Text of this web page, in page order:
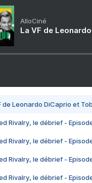
AlloCiné
La VF de
de Leonardo DiCaprio et
Rivalry, le débrief -
Rivalry, le débrief -
Rivalry, le débrief -
Rivalry, le débrief -